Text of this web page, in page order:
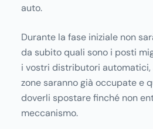
auto.
Durante la fase iniziale non
da subito quali sono i posti
i vostri distributori
zone saranno già occupate e
doverli spostare finché non
meccanismo.